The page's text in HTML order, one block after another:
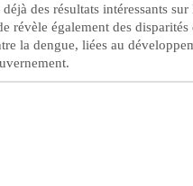
des résultats intéressants
révèle également des
la dengue, liées au